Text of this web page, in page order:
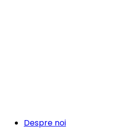
Despre noi